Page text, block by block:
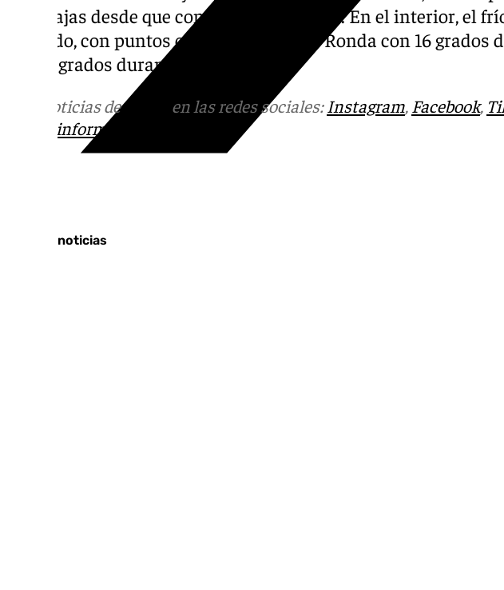
más bajas desde que concluyera el verano. En el interior, el
acusado, con puntos como Antequera o Ronda con 16 grados
y 5 y 6 grados durante la noche.
Más noticias de101TV en las redes sociales:Instagram, Facebook,
informativos@101tv.es
Últimas noticias